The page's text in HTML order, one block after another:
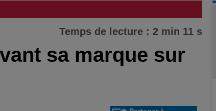
Temps de lecture : 2 min 11 s
sa marque sur